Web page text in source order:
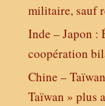
militaire, sauf
Inde – Japon :
coopération
Chine –
Taïwan » plus